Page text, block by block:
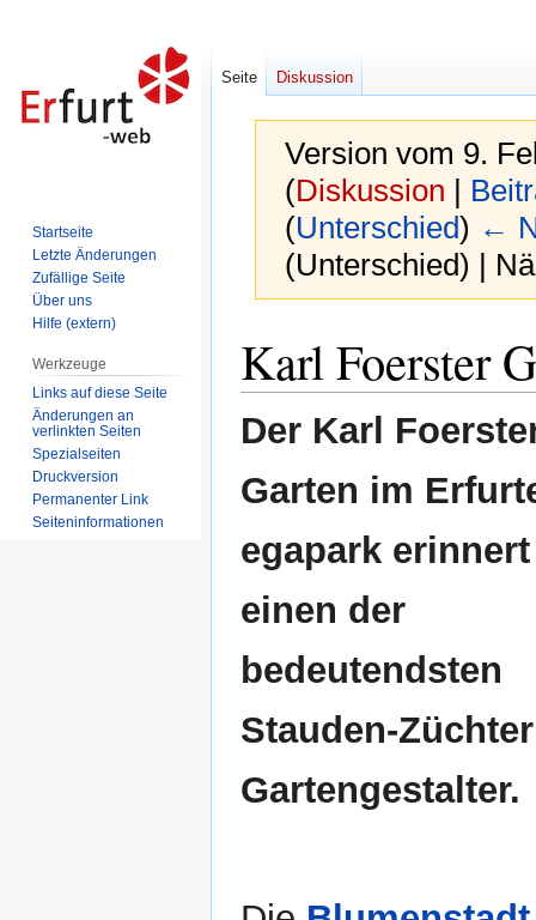
Version vom 9.
(Diskussion |
(Unterschied) ←
(Unterschied) |
Navigation
springen
Suche
springen
Karl Foerster
Der Karl
Garten im
egapark
einen der
bedeutendsten
Stauden-
Gartengestalter.
Seite Diskussion
Startseite
Letzte Änderungen
Zufällige Seite
Über uns
Hilfe (extern)
Werkzeuge
Links auf diese Seite
Änderungen an
verlinkten Seiten
Spezialseiten
Druckversion
Permanenter Link
Seiten­informationen